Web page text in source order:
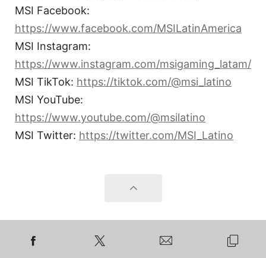
MSI Facebook:
https://www.facebook.com/MSILatinAmerica
MSI Instagram:
https://www.instagram.com/msigaming_latam/
MSI TikTok: https://tiktok.com/@msi_latino
MSI YouTube:
https://www.youtube.com/@msilatino
MSI Twitter: https://twitter.com/MSI_Latino